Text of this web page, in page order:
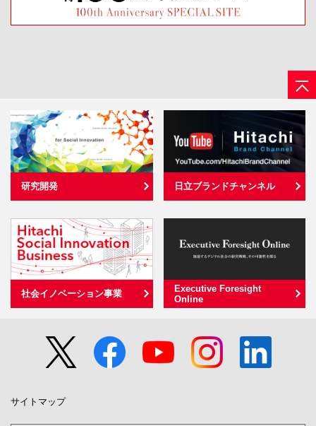
研究開発 日立ブランドチャンネル
社会イノベーション事業
Executive Foresight
Online
サイトマップ